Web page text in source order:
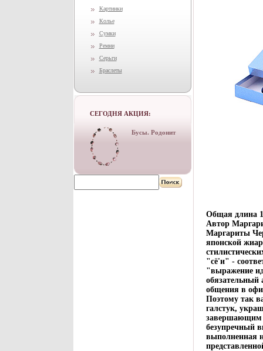
Картинки
Колье
Сумки
Ремни
Серьги
Браслеты
СЕГОДНЯ АКЦИЯ:
Бусы. Родонит
Общая длина
Автор
Маргариты
японской
"сё'и" -
"выражение
обязательный
общения в
Поэтому так
галстук,
завершающим
безупречный
выполненная